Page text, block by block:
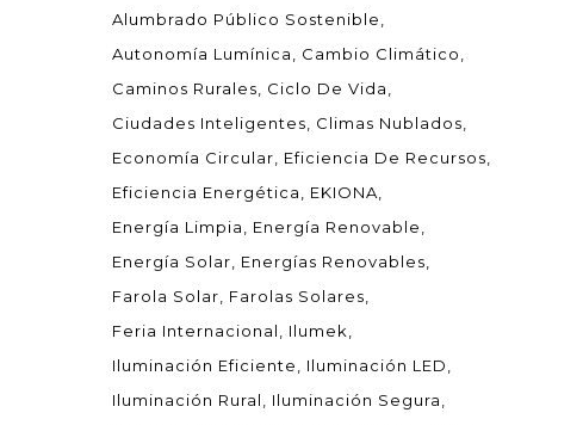
Alumbrado Público Sostenible
Autonomía Lumínica
Cambio Climático
Caminos Rurales
Ciclo De Vida
Ciudades Inteligentes
Climas Nublados
Economía Circular
Eficiencia De Recursos
Eficiencia Energética
EKIONA
Energía Limpia
Energía Renovable
Energía Solar
Energías Renovables
Farola Solar
Farolas Solares
Feria Internacional
Ilumek
Iluminación Eficiente
Iluminación LED
Iluminación Rural
Iluminación Segura